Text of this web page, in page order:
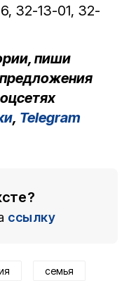
32-13-01, 32-
пиши
, Telegram
ссылку
семья